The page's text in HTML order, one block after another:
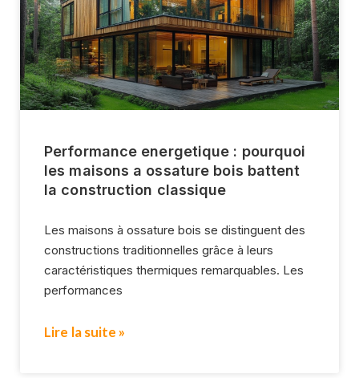
Performance energetique : pourquoi
les maisons a ossature bois battent
la construction classique
Les maisons à ossature bois se distinguent des
constructions traditionnelles grâce à leurs
caractéristiques thermiques remarquables. Les
performances
Lire la suite »